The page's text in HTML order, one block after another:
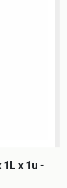
x 1u -